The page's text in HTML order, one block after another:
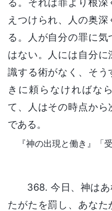
えつけられ、人の奥
る。人が自分の罪に
はない。人には自分
識する術がなく、そ
きに頼らなければな
て、人はその時点か
である。
『神の出現と働き』「
368. 今日、神は
たがたを罰し、あなた